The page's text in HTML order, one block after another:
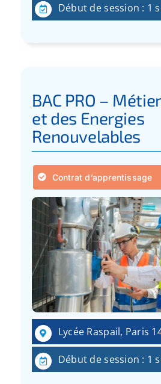
Début de session : 1
BAC PRO –
et des Energies
Renouvelables
Contrat d’apprentissage
Lycée Raspail, Paris
Début de session : 1